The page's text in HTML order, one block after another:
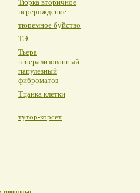
Тюрка вторичное
перерождение
тюремное буйство
ТЭ
Тьера
генерализованный
папулезный
фиброматоз
Тцанка клетки
тутор-корсет
спонсоры: